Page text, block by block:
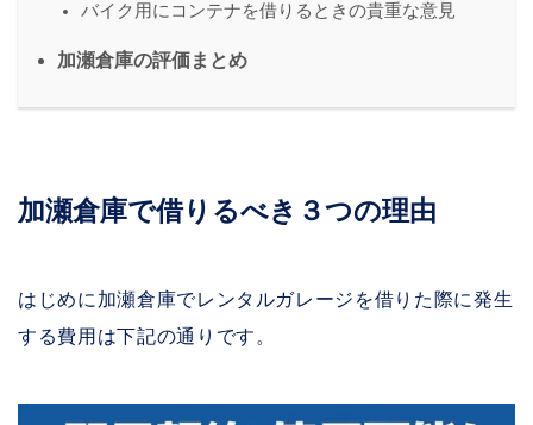
バイク用にコンテナを借りるときの貴重な意見
加瀬倉庫の評価まとめ
加瀬倉庫で借りるべき３つの理由
はじめに加瀬倉庫でレンタルガレージを借りた際に発生
する費用は下記の通りです。